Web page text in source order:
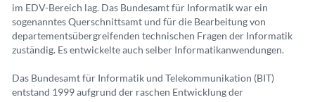
im EDV-Bereich lag. Das Bundesamt für Informatik war ein
sogenanntes Querschnittsamt und für die Bearbeitung von
departementsübergreifenden technischen Fragen der Informatik
zuständig. Es entwickelte auch selber Informatikanwendungen.
Das Bundesamt für Informatik und Telekommunikation (BIT)
entstand 1999 aufgrund der raschen Entwicklung der